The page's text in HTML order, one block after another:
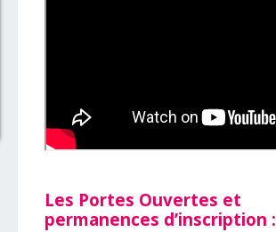
Les Portes Ouvertes et
permanences d’inscription :